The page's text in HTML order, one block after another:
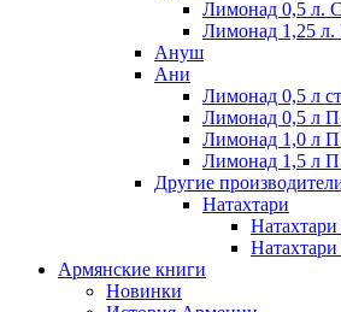
Лимонад 0,5 л.
Лимонад 1,25
Ануш
Ани
Лимонад 0,5 л ст
Лимонад 0,5 л
Лимонад 1,0 л
Лимонад 1,5 л
Другие
Натахтари
Армянские книги
Новинки